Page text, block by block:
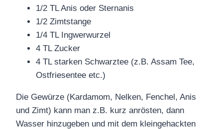
1/2 TL Anis oder Sternanis
1/2 Zimtstange
1/4 TL Ingwerwurzel
4 TL Zucker
4 TL starken Schwarztee (z.B. Assam Tee,
Ostfriesentee etc.)
Die Gewürze (Kardamom, Nelken, Fenchel, Anis
und Zimt) kann man z.B. kurz anrösten, dann
Wasser hinzugeben und mit dem kleingehackten